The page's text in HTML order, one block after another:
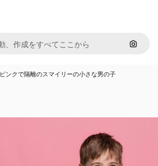
画像で
ピンクで隔離のスマイリーの小さな男の子